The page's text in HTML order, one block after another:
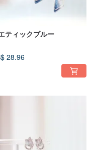
ティックブルー
28.96